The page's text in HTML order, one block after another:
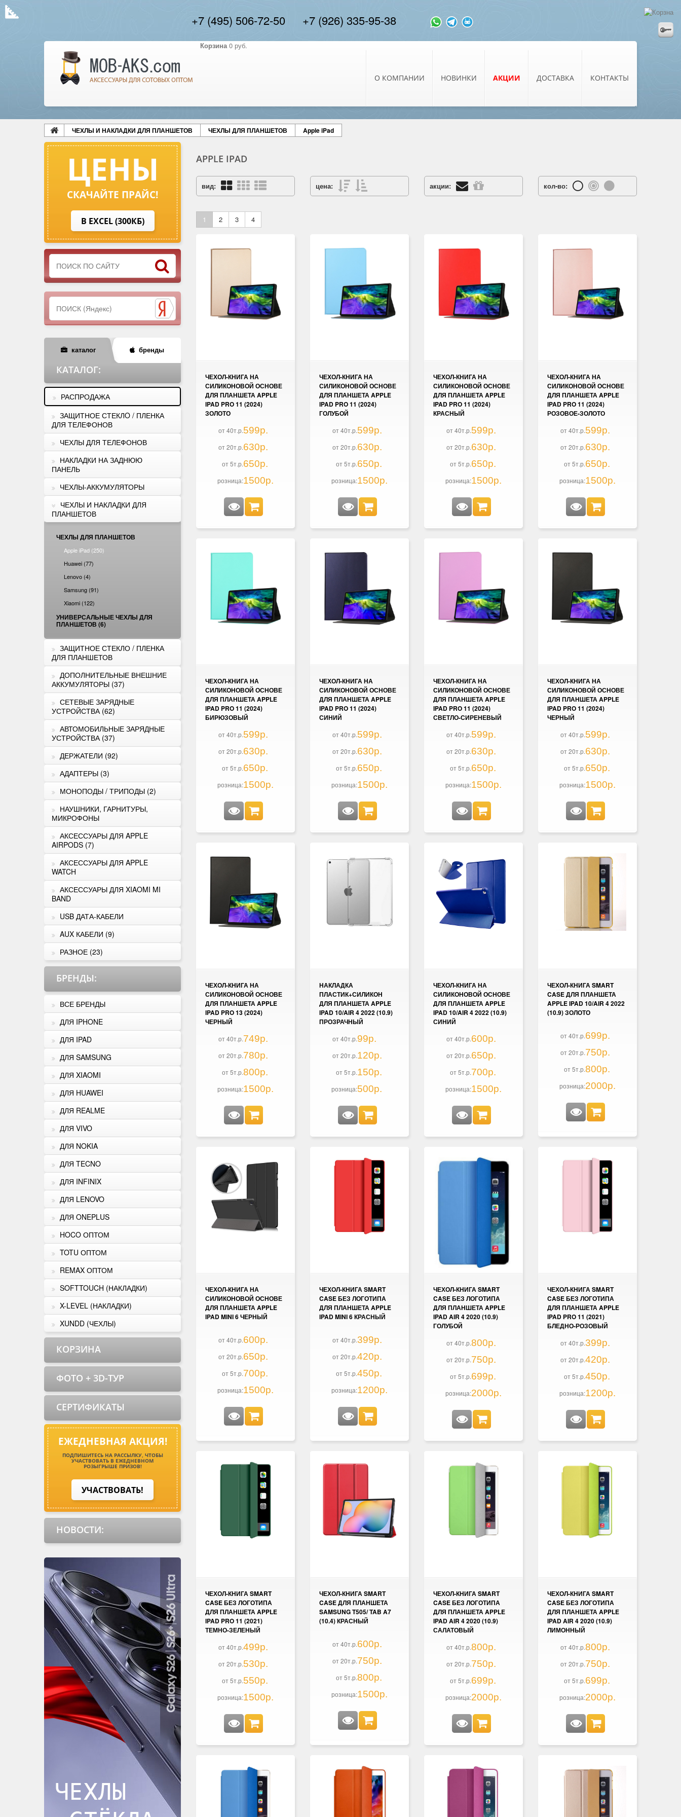
+7 (495) 506-72-50 +7 (926) 335-95-38
Корзина 0 руб.
О КОМПАНИИ НОВИНКИ АКЦИИ ДОСТАВКА КОНТАКТЫ
ЧЕХЛЫ И НАКЛАДКИ ДЛЯ ПЛАНШЕТОВ ЧЕХЛЫ ДЛЯ ПЛАНШЕТОВ Apple iPad
ЦЕНЫ
СКАЧАЙТЕ ПРАЙС!
В EXCEL (300КБ)
каталог бренды
КАТАЛОГ:
РАСПРОДАЖА
ЗАЩИТНОЕ СТЕКЛO / ПЛЕНКА
ДЛЯ ТЕЛЕФОНОВ
ЧЕХЛЫ ДЛЯ ТЕЛЕФОНОВ
НАКЛАДКИ НА ЗАДНЮЮ
ПАНЕЛЬ
ЧЕХЛЫ-АККУМУЛЯТОРЫ
ЧЕХЛЫ И НАКЛАДКИ ДЛЯ
ПЛАНШЕТОВ
ЧЕХЛЫ ДЛЯ ПЛАНШЕТОВ
Apple iPad (250)
Huawei (77)
Lenovo (4)
Samsung (91)
Xiaomi (122)
УНИВЕРСАЛЬНЫЕ ЧЕХЛЫ ДЛЯ
ПЛАНШЕТОВ (6)
ЗАЩИТНОЕ СТЕКЛО / ПЛЕНКА
ДЛЯ ПЛАНШЕТОВ
ДОПОЛНИТЕЛЬНЫЕ ВНЕШНИЕ
АККУМУЛЯТОРЫ (37)
СЕТЕВЫЕ ЗАРЯДНЫЕ
УСТРОЙСТВА (62)
АВТОМОБИЛЬНЫЕ ЗАРЯДНЫЕ
УСТРОЙСТВА (37)
ДЕРЖАТЕЛИ (92)
АДАПТЕРЫ (3)
МОНОПОДЫ / ТРИПОДЫ (2)
НАУШНИКИ, ГАРНИТУРЫ,
МИКРОФОНЫ
АКСЕССУАРЫ ДЛЯ APPLE
AIRPODS (7)
АКСЕССУАРЫ ДЛЯ APPLE
WATCH
АКСЕССУАРЫ ДЛЯ XIAOMI MI
BAND
USB ДАТА-КАБЕЛИ
AUX КАБЕЛИ (9)
РАЗНОЕ (23)
БРЕНДЫ:
ВСЕ БРЕНДЫ
ДЛЯ IPHONE
ДЛЯ IPAD
ДЛЯ SAMSUNG
ДЛЯ XIAOMI
ДЛЯ HUAWEI
ДЛЯ REALME
ДЛЯ VIVO
ДЛЯ NOKIA
ДЛЯ TECNO
ДЛЯ INFINIX
ДЛЯ LENOVO
ДЛЯ ONEPLUS
HOCO ОПТОМ
TOTU ОПТОМ
REMAX ОПТОМ
SOFTTOUCH (НАКЛАДКИ)
X-LEVEL (НАКЛАДКИ)
XUNDD (ЧЕХЛЫ)
КОРЗИНА
ФОТО + 3D-ТУР
СЕРТИФИКАТЫ
ЕЖЕДНЕВНАЯ АКЦИЯ!
ПОДПИШИТЕСЬ НА РАССЫЛКУ, ЧТОБЫ
УЧАСТВОВАТЬ В ЕЖЕДНЕВНОМ
РОЗЫГРЫШЕ ПРИЗОВ!
УЧАСТВОВАТЬ!
НОВОСТИ:
APPLE IPAD
вид: цена: акции: кол-во:
1 2 3 4
ЧЕХОЛ-КНИГА НА
СИЛИКОНОВОЙ ОСНОВЕ
ДЛЯ ПЛАНШЕТА APPLE
IPAD PRO 11 (2024)
ЗОЛОТО
от 40т.р.599р.
от 20т.р.630р.
от 5т.р.650р.
розница:1500р.
ЧЕХОЛ-КНИГА НА
СИЛИКОНОВОЙ ОСНОВЕ
ДЛЯ ПЛАНШЕТА APPLE
IPAD PRO 11 (2024)
ГОЛУБОЙ
от 40т.р.599р.
от 20т.р.630р.
от 5т.р.650р.
розница:1500р.
ЧЕХОЛ-КНИГА НА
СИЛИКОНОВОЙ ОСНОВЕ
ДЛЯ ПЛАНШЕТА APPLE
IPAD PRO 11 (2024)
КРАСНЫЙ
от 40т.р.599р.
от 20т.р.630р.
от 5т.р.650р.
розница:1500р.
ЧЕХОЛ-КНИГА НА
СИЛИКОНОВОЙ ОСНОВЕ
ДЛЯ ПЛАНШЕТА APPLE
IPAD PRO 11 (2024)
РОЗОВОЕ-ЗОЛОТО
от 40т.р.599р.
от 20т.р.630р.
от 5т.р.650р.
розница:1500р.
ЧЕХОЛ-КНИГА НА
СИЛИКОНОВОЙ ОСНОВЕ
ДЛЯ ПЛАНШЕТА APPLE
IPAD PRO 11 (2024)
БИРЮЗОВЫЙ
от 40т.р.599р.
от 20т.р.630р.
от 5т.р.650р.
розница:1500р.
ЧЕХОЛ-КНИГА НА
СИЛИКОНОВОЙ ОСНОВЕ
ДЛЯ ПЛАНШЕТА APPLE
IPAD PRO 11 (2024)
СИНИЙ
от 40т.р.599р.
от 20т.р.630р.
от 5т.р.650р.
розница:1500р.
ЧЕХОЛ-КНИГА НА
СИЛИКОНОВОЙ ОСНОВЕ
ДЛЯ ПЛАНШЕТА APPLE
IPAD PRO 11 (2024)
СВЕТЛО-СИРЕНЕВЫЙ
от 40т.р.599р.
от 20т.р.630р.
от 5т.р.650р.
розница:1500р.
ЧЕХОЛ-КНИГА НА
СИЛИКОНОВОЙ ОСНОВЕ
ДЛЯ ПЛАНШЕТА APPLE
IPAD PRO 11 (2024)
ЧЕРНЫЙ
от 40т.р.599р.
от 20т.р.630р.
от 5т.р.650р.
розница:1500р.
ЧЕХОЛ-КНИГА НА
СИЛИКОНОВОЙ ОСНОВЕ
ДЛЯ ПЛАНШЕТА APPLE
IPAD PRO 13 (2024)
ЧЕРНЫЙ
от 40т.р.749р.
от 20т.р.780р.
от 5т.р.800р.
розница:1500р.
НАКЛАДКА
ПЛАСТИК+СИЛИКОН
ДЛЯ ПЛАНШЕТА APPLE
IPAD 10/AIR 4 2022 (10.9)
ПРОЗРАЧНЫЙ
от 40т.р.99р.
от 20т.р.120р.
от 5т.р.150р.
розница:500р.
ЧЕХОЛ-КНИГА НА
СИЛИКОНОВОЙ ОСНОВЕ
ДЛЯ ПЛАНШЕТА APPLE
IPAD 10/AIR 4 2022 (10.9)
СИНИЙ
от 40т.р.600р.
от 20т.р.650р.
от 5т.р.700р.
розница:1500р.
ЧЕХОЛ-КНИГА SMART
CASE ДЛЯ ПЛАНШЕТА
APPLE IPAD 10/AIR 4 2022
(10.9) ЗОЛОТО
от 40т.р.699р.
от 20т.р.750р.
от 5т.р.800р.
розница:2000р.
ЧЕХОЛ-КНИГА НА
СИЛИКОНОВОЙ ОСНОВЕ
ДЛЯ ПЛАНШЕТА APPLE
IPAD MINI 6 ЧЕРНЫЙ
от 40т.р.600р.
от 20т.р.650р.
от 5т.р.700р.
розница:1500р.
ЧЕХОЛ-КНИГА SMART
CASE БЕЗ ЛОГОТИПА
ДЛЯ ПЛАНШЕТА APPLE
IPAD MINI 6 КРАСНЫЙ
от 40т.р.399р.
от 20т.р.420р.
от 5т.р.450р.
розница:1200р.
ЧЕХОЛ-КНИГА SMART
CASE БЕЗ ЛОГОТИПА
ДЛЯ ПЛАНШЕТА APPLE
IPAD AIR 4 2020 (10.9)
ГОЛУБОЙ
от 40т.р.800р.
от 20т.р.750р.
от 5т.р.699р.
розница:2000р.
ЧЕХОЛ-КНИГА SMART
CASE БЕЗ ЛОГОТИПА
ДЛЯ ПЛАНШЕТА APPLE
IPAD PRO 11 (2021)
БЛЕДНО-РОЗОВЫЙ
от 40т.р.399р.
от 20т.р.420р.
от 5т.р.450р.
розница:1200р.
ЧЕХОЛ-КНИГА SMART
CASE БЕЗ ЛОГОТИПА
ДЛЯ ПЛАНШЕТА APPLE
IPAD PRO 11 (2021)
ТЕМНО-ЗЕЛЕНЫЙ
от 40т.р.499р.
от 20т.р.530р.
от 5т.р.550р.
розница:1500р.
ЧЕХОЛ-КНИГА SMART
CASE ДЛЯ ПЛАНШЕТА
SAMSUNG T505/ TAB A7
(10.4) КРАСНЫЙ
от 40т.р.600р.
от 20т.р.750р.
от 5т.р.800р.
розница:1500р.
ЧЕХОЛ-КНИГА SMART
CASE БЕЗ ЛОГОТИПА
ДЛЯ ПЛАНШЕТА APPLE
IPAD AIR 4 2020 (10.9)
САЛАТОВЫЙ
от 40т.р.800р.
от 20т.р.750р.
от 5т.р.699р.
розница:2000р.
ЧЕХОЛ-КНИГА SMART
CASE БЕЗ ЛОГОТИПА
ДЛЯ ПЛАНШЕТА APPLE
IPAD AIR 4 2020 (10.9)
ЛИМОННЫЙ
от 40т.р.800р.
от 20т.р.750р.
от 5т.р.699р.
розница:2000р.